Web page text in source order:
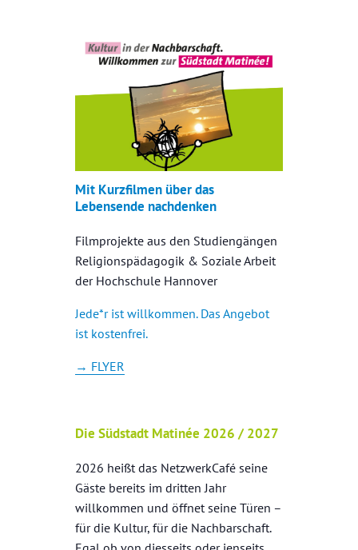
Mit Kurzfilmen über das
Lebensende nachdenken
Filmprojekte aus den Studiengängen
Religionspädagogik & Soziale Arbeit
der Hochschule Hannover
Jede*r ist willkommen. Das Angebot
ist kostenfrei.
→ FLYER
Die Südstadt Matinée 2026 / 2027
2026 heißt das NetzwerkCafé seine
Gäste bereits im dritten Jahr
willkommen und öffnet seine Türen –
für die Kultur, für die Nachbarschaft.